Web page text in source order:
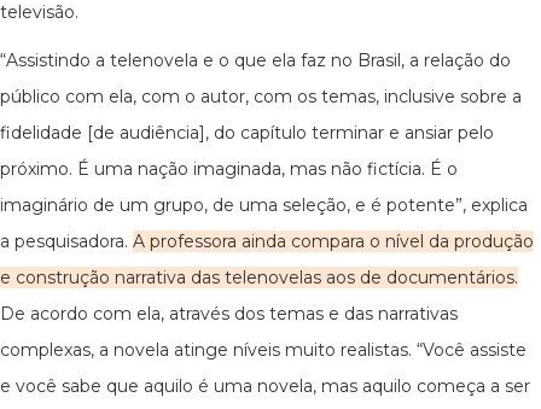
televisão.
“Assistindo a telenovela e o que ela faz no Brasil, a relação do
público com ela, com o autor, com os temas, inclusive sobre a
fidelidade [de audiência], do capítulo terminar e ansiar pelo
próximo. É uma nação imaginada, mas não fictícia. É o
imaginário de um grupo, de uma seleção, e é potente”, explica
a pesquisadora. A professora ainda compara o nível da produção
e construção narrativa das telenovelas aos de documentários.
De acordo com ela, através dos temas e das narrativas
complexas, a novela atinge níveis muito realistas. “Você assiste
e você sabe que aquilo é uma novela, mas aquilo começa a ser